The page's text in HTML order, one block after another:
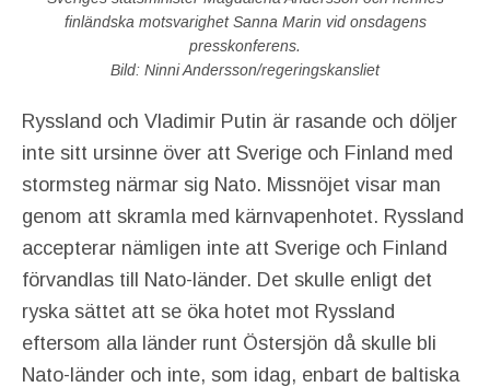
finländska motsvarighet Sanna Marin vid onsdagens
presskonferens.
Bild: Ninni Andersson/regeringskansliet
Ryssland och Vladimir Putin är rasande och döljer
inte sitt ursinne över att Sverige och Finland med
stormsteg närmar sig Nato. Missnöjet visar man
genom att skramla med kärnvapenhotet. Ryssland
accepterar nämligen inte att Sverige och Finland
förvandlas till Nato-länder. Det skulle enligt det
ryska sättet att se öka hotet mot Ryssland
eftersom alla länder runt Östersjön då skulle bli
Nato-länder och inte, som idag, enbart de baltiska